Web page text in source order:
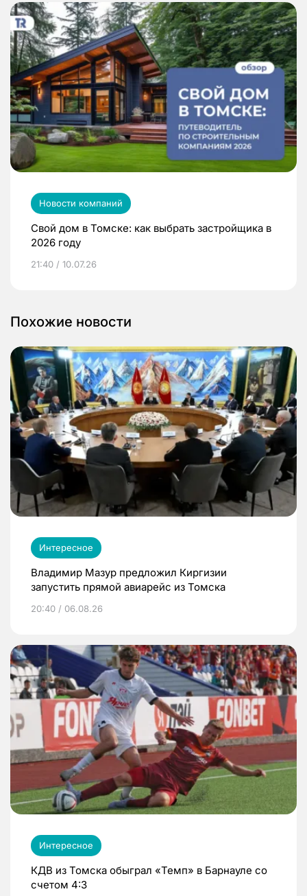
Новости компаний
Свой дом в Томске: как выбрать застройщика в
2026 году
21:40 / 10.07.26
Похожие новости
Интересное
Владимир Мазур предложил Киргизии
запустить прямой авиарейс из Томска
20:40 / 06.08.26
Интересное
КДВ из Томска обыграл «Темп» в Барнауле со
счетом 4:3